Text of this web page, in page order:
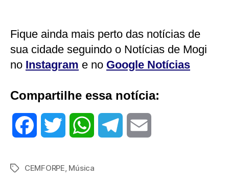
Fique ainda mais perto das notícias de
sua cidade seguindo o Notícias de Mogi
no Instagram e no Google Notícias
Compartilhe essa notícia:
i
TagsCEMFORPE, Música